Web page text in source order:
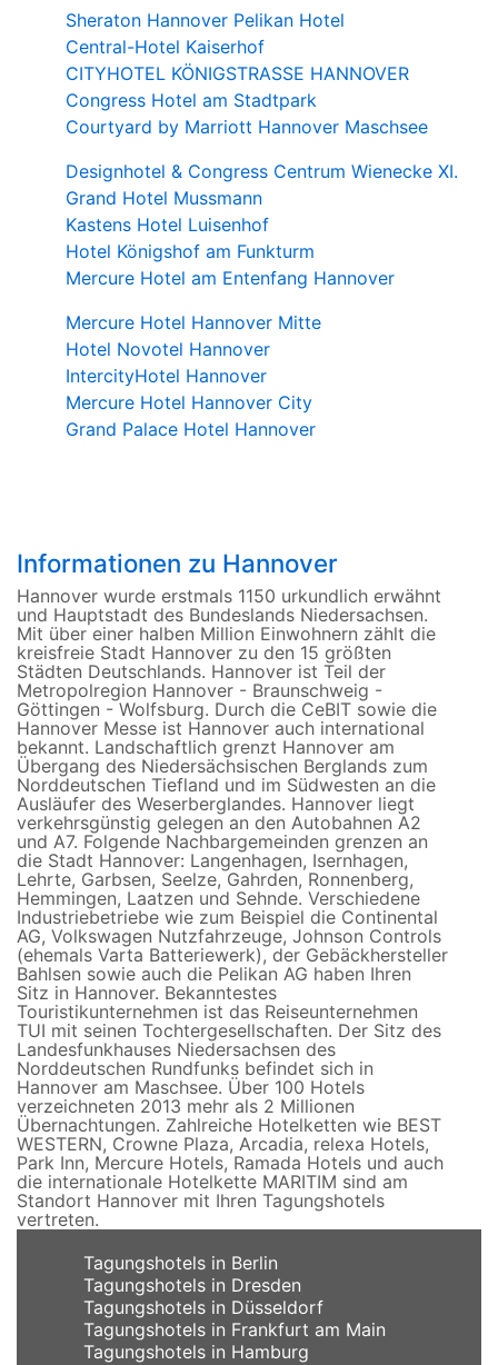
Sheraton Hannover Pelikan Hotel
Central-Hotel Kaiserhof
CITYHOTEL KÖNIGSTRASSE HANNOVER
Congress Hotel am Stadtpark
Courtyard by Marriott Hannover Maschsee
Designhotel & Congress Centrum Wienecke XI.
Grand Hotel Mussmann
Kastens Hotel Luisenhof
Hotel Königshof am Funkturm
Mercure Hotel am Entenfang Hannover
Mercure Hotel Hannover Mitte
Hotel Novotel Hannover
IntercityHotel Hannover
Mercure Hotel Hannover City
Grand Palace Hotel Hannover
Informationen zu Hannover
Hannover wurde erstmals 1150 urkundlich erwähnt
und Hauptstadt des Bundeslands Niedersachsen.
Mit über einer halben Million Einwohnern zählt die
kreisfreie Stadt Hannover zu den 15 größten
Städten Deutschlands. Hannover ist Teil der
Metropolregion Hannover - Braunschweig -
Göttingen - Wolfsburg. Durch die CeBIT sowie die
Hannover Messe ist Hannover auch international
bekannt. Landschaftlich grenzt Hannover am
Übergang des Niedersächsischen Berglands zum
Norddeutschen Tiefland und im Südwesten an die
Ausläufer des Weserberglandes. Hannover liegt
verkehrsgünstig gelegen an den Autobahnen A2
und A7. Folgende Nachbargemeinden grenzen an
die Stadt Hannover: Langenhagen, Isernhagen,
Lehrte, Garbsen, Seelze, Gahrden, Ronnenberg,
Hemmingen, Laatzen und Sehnde. Verschiedene
Industriebetriebe wie zum Beispiel die Continental
AG, Volkswagen Nutzfahrzeuge, Johnson Controls
(ehemals Varta Batteriewerk), der Gebäckhersteller
Bahlsen sowie auch die Pelikan AG haben Ihren
Sitz in Hannover. Bekanntestes
Touristikunternehmen ist das Reiseunternehmen
TUI mit seinen Tochtergesellschaften. Der Sitz des
Landesfunkhauses Niedersachsen des
Norddeutschen Rundfunks befindet sich in
Hannover am Maschsee. Über 100 Hotels
verzeichneten 2013 mehr als 2 Millionen
Übernachtungen. Zahlreiche Hotelketten wie BEST
WESTERN, Crowne Plaza, Arcadia, relexa Hotels,
Park Inn, Mercure Hotels, Ramada Hotels und auch
die internationale Hotelkette MARITIM sind am
Standort Hannover mit Ihren Tagungshotels
vertreten.
Tagungshotels in Berlin
Tagungshotels in Dresden
Tagungshotels in Düsseldorf
Tagungshotels in Frankfurt am Main
Tagungshotels in Hamburg